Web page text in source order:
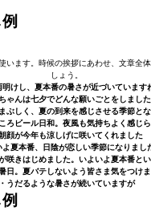
ます。時候の挨拶にあわせ、文章全
しょう。
明けし、夏本番の暑さが近づいています
ゃんは七夕でどんな願いごとをしまし
ぶしく、夏の到来を感じさせる季節と
ろビール日和。夜風も気持ちよく感じ
朝顔が今年も涼しげに咲いてくれました
よ夏本番、日陰が恋しい季節になりまし
咲きはじめました。いよいよ夏本番と
日。夏バテしないよう皆さま気をつけ
・うだるような暑さが続いていますが